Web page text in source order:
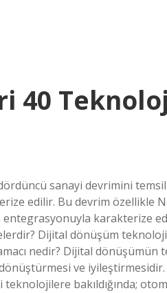
40
sanayi devrimini
edilir. Bu devrim özellikle
karakterize
Dijital dönüşüm
nedir? Dijital dönüşümün
ve
bakıldığında;